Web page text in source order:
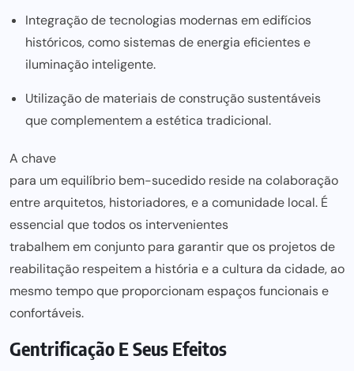
Integração de tecnologias modernas em edifícios
históricos, como sistemas de energia eficientes e
iluminação inteligente.
Utilização de materiais de construção sustentáveis
que complementem a estética tradicional.
A chave
para um equilíbrio bem-sucedido reside na colaboração
entre arquitetos, historiadores, e a comunidade local. É
essencial que todos os intervenientes
trabalhem em conjunto para garantir que os projetos de
reabilitação respeitem a história e a cultura da cidade, ao
mesmo tempo que proporcionam espaços funcionais e
confortáveis.
Gentrificação E Seus Efeitos